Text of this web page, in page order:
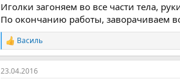
Иголки загоняем во все части тела,
По окончанию работы, заворачиваем
Р
е
а
к
Василь
23.04.2016